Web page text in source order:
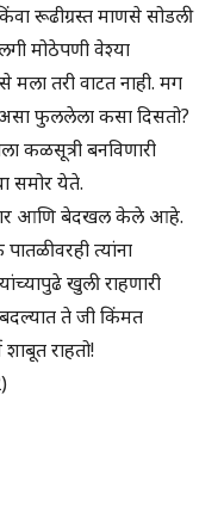
रूढीग्रस्त माणसे सोडली
मोठेपणी वेश्या
तरी वाटत नाही. मग
असा फुललेला कसा दिसतो?
कळसूत्री बनविणारी
समोर येते.
आणि बेदखल केले आहे.
त्यांना
खुली राहणारी
ते जी किंमत
राहतो!